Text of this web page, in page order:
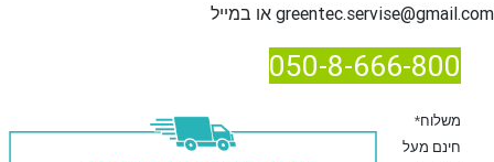
greentec.servise@gmail.com
050-8-666-800
*משלוח
חינם מעל